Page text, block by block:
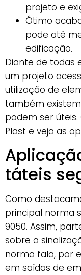
projeto e
Ótimo
pode até
edificação.
Diante de todas
um projeto
utilização de
também
podem ser úteis.
Plast e veja as
táteis
Como
principal norma
9050. Assim,
sobre a
norma fala, por
em saídas de